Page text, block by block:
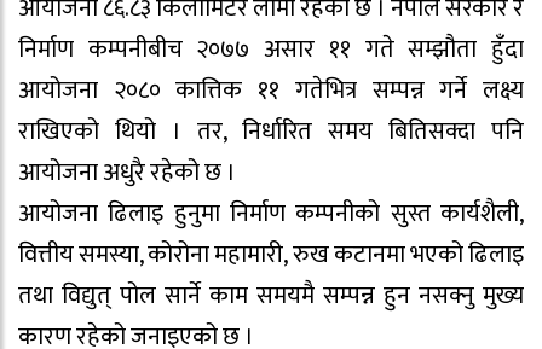
निर्माण कम्पनीबीच २०७७ असार ११ गते सम्झौता हुँदा
आयोजना २०८० कात्तिक ११ गतेभित्र सम्पन्न गर्ने लक्ष्य
राखिएको थियो । तर, निर्धारित समय बितिसक्दा पनि
आयोजना अधुरै रहेको छ ।
आयोजना ढिलाइ हुनुमा निर्माण कम्पनीको सुस्त कार्यशैली,
वित्तीय समस्या, कोरोना महामारी, रुख कटानमा भएको ढिलाइ
तथा विद्युत् पोल सार्ने काम समयमै सम्पन्न हुन नसक्नु मुख्य
कारण रहेको जनाइएको छ ।